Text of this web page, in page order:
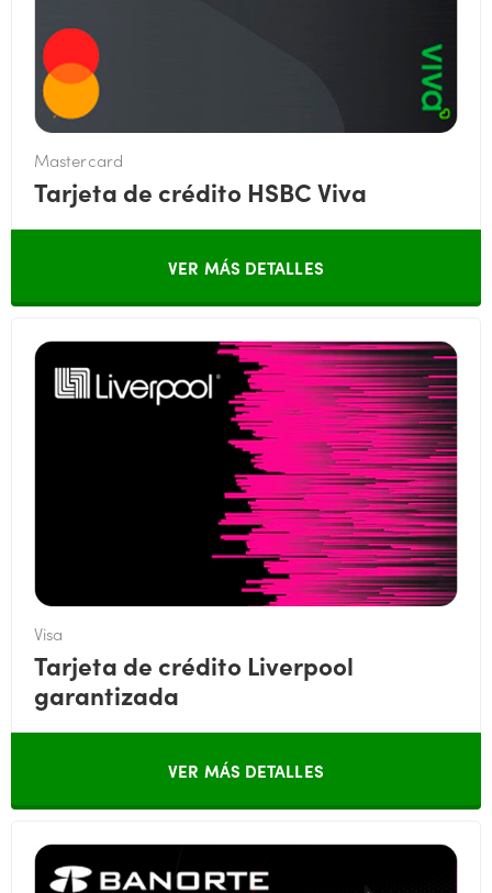
Mastercard
Tarjeta de crédito HSBC Viva
VER MÁS DETALLES
Visa
Tarjeta de crédito Liverpool
garantizada
VER MÁS DETALLES